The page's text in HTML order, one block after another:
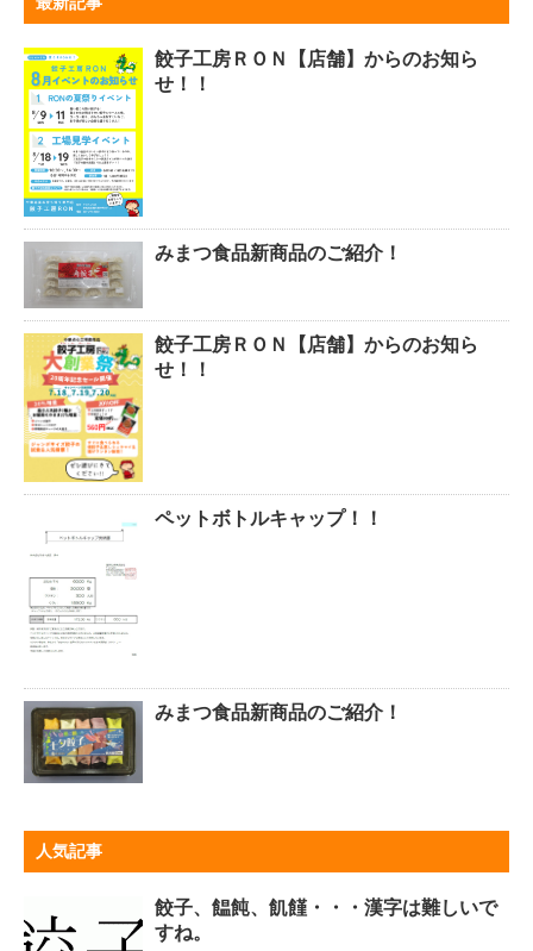
餃子工房ＲＯＮ【店舗】からのお知ら
せ！！
みまつ食品新商品のご紹介！
餃子工房ＲＯＮ【店舗】からのお知ら
せ！！
ペットボトルキャップ！！
みまつ食品新商品のご紹介！
人気記事
餃子、饂飩、飢饉・・・漢字は難しいで
すね。